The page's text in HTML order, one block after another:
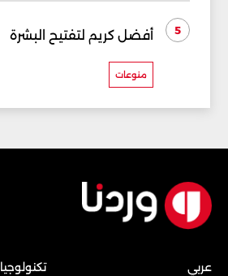
5 أفضل كريم لتفتيح البشرة
منوعات
عربي
تكنولوجيا